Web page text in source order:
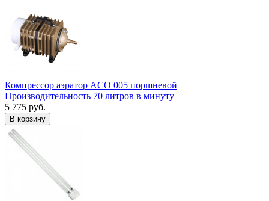
Компрессор аэратор ACO 005 поршневой
Производительность 70 литров в минуту
5 775 руб.
В корзину